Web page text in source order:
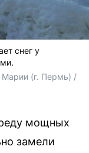
снег у
Марии (г. Пермь) /
мощных
замели